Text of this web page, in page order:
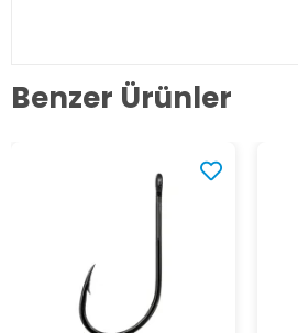
Benzer Ürünler